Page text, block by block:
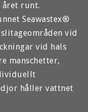
runt.
Seawastex®
vid
vid hals
manschetter,
håller vattnet
dubbel midja och